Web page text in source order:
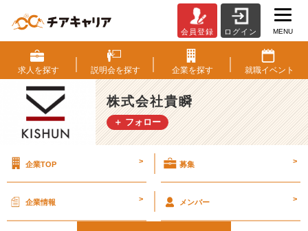
接
を
楽
し
む
♪
社
の
会員登録 ログイン MENU
求人を探す 説明会を探す 企業を探す 就職イベント
株式会社貴瞬
＋ フォロー
企業TOP > 募集 >
企業情報 > メンバー >